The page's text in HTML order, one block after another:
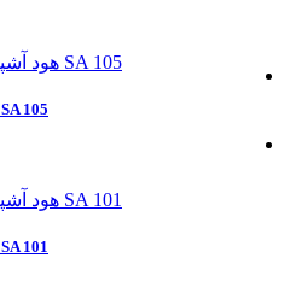
هود آشپزخانه استیل البرز مدل SA 105
هود آشپزخانه استیل البرز مدل SA 101